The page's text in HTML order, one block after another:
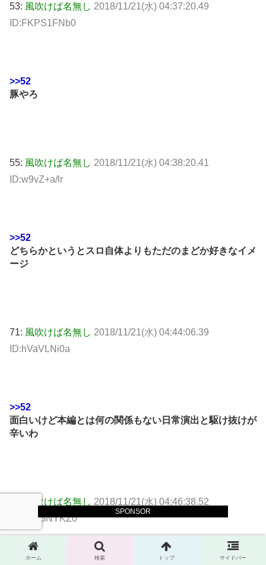
SPONSOR
53: 風吹けば名無し 2018/11/21(水) 04:37:20.49
ID:FKPS1FNb0
>>52
豚やろ
55: 風吹けば名無し 2018/11/21(水) 04:38:20.41
ID:w9vZ+a/lr
>>52
どちらかというとスロ自体よりもただのまどか好きなイメ
ージ
71: 風吹けば名無し 2018/11/21(水) 04:44:06.39
ID:hVaVLNi0a
>>52
面白いけど本編とは何の関係もない日常演出と駆け抜けが
辛いわ
風吹けば名無し 2018/11/21(水) 04:46:38.52
ID:1NyGNYKZ0
ホーム 検索 トップ サイドバー